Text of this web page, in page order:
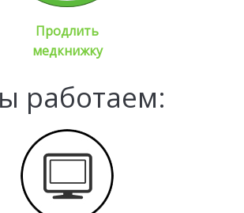
Продлить
медкнижку
работаем: